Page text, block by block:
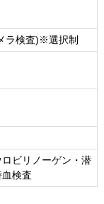
ラ検査)※選択制
ビリノーゲン・潜
検査